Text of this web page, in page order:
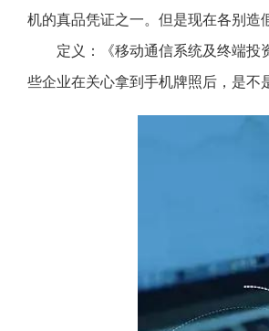
机的真品凭证之一。但是现在各别
定义：《移动通信系统及终端
些企业在关心拿到手机牌照后，是